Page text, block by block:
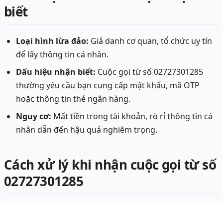
biết
Loại hình lừa đảo: Giả danh cơ quan, tổ chức uy tín
để lấy thông tin cá nhân.
Dấu hiệu nhận biết: Cuộc gọi từ số 02727301285
thường yêu cầu bạn cung cấp mật khẩu, mã OTP
hoặc thông tin thẻ ngân hàng.
Nguy cơ: Mất tiền trong tài khoản, rò rỉ thông tin cá
nhân dẫn đến hậu quả nghiêm trọng.
Cách xử lý khi nhận cuộc gọi từ số
02727301285